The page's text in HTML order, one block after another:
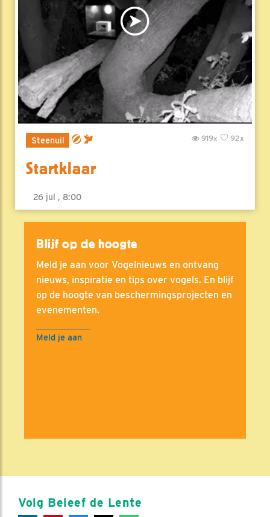
Steenuil 92x
919x
Startklaar
26 jul , 8:00
Blijf op de hoogte
Meld je aan voor Vogelnieuws en ontvang
nieuws, inspiratie en tips over vogels. En blijf
op de hoogte van beschermingsprojecten en
evenementen.
Meld je aan
Volg Beleef de Lente